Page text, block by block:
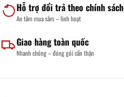
Hỗ trợ đổi trả theo chính sách
An tâm mua sắm – linh hoạt
Giao hàng toàn quốc
Nhanh chóng – đóng gói cẩn thận